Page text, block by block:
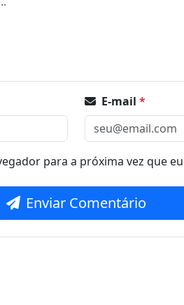
E-mail *
para a próxima vez que
Enviar Comentário